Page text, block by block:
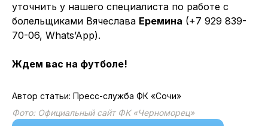
уточнить у нашего специалиста по работе с
болельщиками Вячеслава Еремина (+7 929 839-
70-06, Whats’App).
Ждем вас на футболе!
Автор статьи: Пресс-служба ФК «Сочи»
Фото: Официальный сайт ФК «Черноморец»